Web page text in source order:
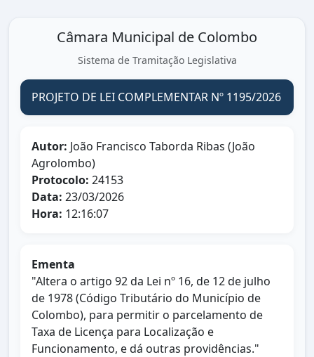
Câmara Municipal de Colombo
Sistema de Tramitação Legislativa
PROJETO DE LEI COMPLEMENTAR Nº 1195/2026
Autor: João Francisco Taborda Ribas (João
Agrolombo)
Protocolo: 24153
Data: 23/03/2026
Hora: 12:16:07
Ementa
"Altera o artigo 92 da Lei nº 16, de 12 de julho
de 1978 (Código Tributário do Município de
Colombo), para permitir o parcelamento de
Taxa de Licença para Localização e
Funcionamento, e dá outras providências."